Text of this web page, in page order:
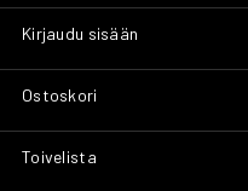
Kirjaudu sisään
Ostoskori
Toivelista